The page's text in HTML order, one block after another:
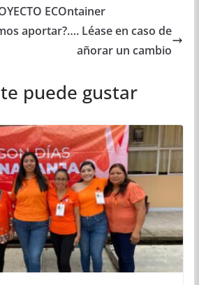
ECOntainer
aportar?…. Léase en caso de
añorar un cambio
puede gustar